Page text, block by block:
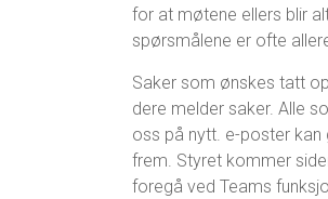
for at møtene ellers blir
spørsmålene er ofte
Saker som ønskes tatt
dere melder saker. Alle
oss på nytt. e-poster kan
frem. Styret kommer
foregå ved Teams